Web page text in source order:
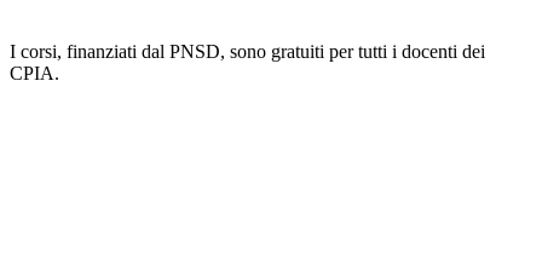
I corsi, finanziati dal PNSD, sono gratuiti per tutti i docenti dei
CPIA.